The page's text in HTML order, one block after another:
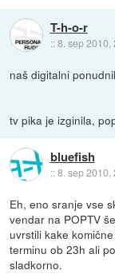
T-h-o-r
::8. sep 2010,
naš digitalni
tv pika je izginila,
bluefish
::8. sep 2010,
Eh, eno sranje vse
vendar na POPTV
uvrstili kake
terminu ob 23h ali
sladkorno.